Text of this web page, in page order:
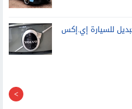
للسيارة إي.إكس